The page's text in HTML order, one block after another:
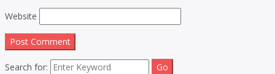
Website
Search for: